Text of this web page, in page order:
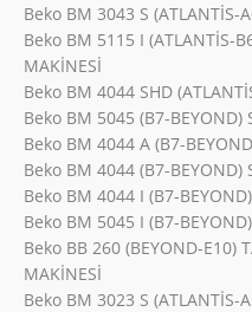
Beko BM 3043 S (ATLANTİS-
Beko BM 5115 I (ATLANTİS-
MAKİNESİ
Beko BM 4044 SHD
Beko BM 5045 (B7-BEYOND)
Beko BM 4044 A (B7-
Beko BM 4044 (B7-BEYOND)
Beko BM 4044 I (B7-
Beko BM 5045 I (B7-
Beko BB 260 (BEYOND-E10)
MAKİNESİ
Beko BM 3023 S (ATLANTİS-